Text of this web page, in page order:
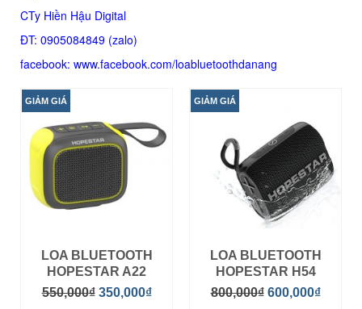
CTy Hiền Hậu Digital
ĐT: 0905084849 (zalo)
facebook: www.facebook.com/loabluetoothdanang
GIẢM GIÁ
LOA BLUETOOTH
HOPESTAR A22
550,000₫ 350,000₫
GIẢM GIÁ
LOA BLUETOOTH
HOPESTAR H54
800,000₫ 600,000₫